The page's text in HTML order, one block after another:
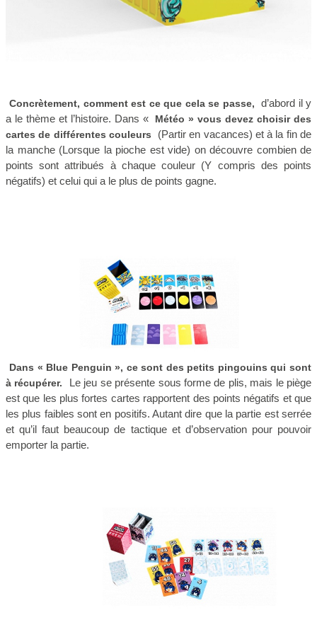
Concrètement, comment est ce que cela se passe,
d’abord il y
a le thème et l’histoire. Dans «
Météo » vous devez choisir des
cartes de différentes couleurs
(Partir en vacances) et à la fin de
la manche (Lorsque la pioche est vide) on découvre combien de
points sont attribués à chaque couleur (Y compris des points
négatifs) et celui qui a le plus de points gagne.
Dans « Blue Penguin », ce sont des petits pingouins qui sont
à récupérer.
Le jeu se présente sous forme de plis, mais le piège
est que les plus fortes cartes rapportent des points négatifs et que
les plus faibles sont en positifs. Autant dire que la partie est serrée
et qu’il faut beaucoup de tactique et d’observation pour pouvoir
emporter la partie.